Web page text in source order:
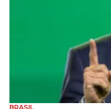
BRASIL